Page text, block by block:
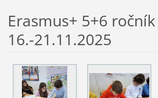
Erasmus+ 5+6
16.-21.11.2025